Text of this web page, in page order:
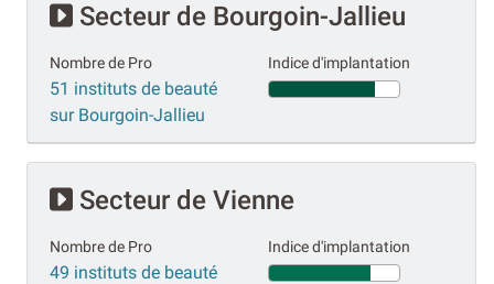
Secteur de Bourgoin-Jallieu
Nombre de Pro
51 instituts de beauté
sur Bourgoin-Jallieu
Indice d'implantation
Secteur de Vienne
Nombre de Pro
49 instituts de beauté
Indice d'implantation